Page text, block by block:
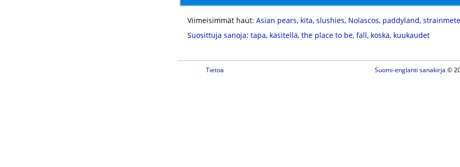
Viimeisimmät haut: Asian pears, kita, slushies, Nolascos, paddyland,
Suosittuja sanoja: tapa, käsitellä, the place to be, fall, koska, kuukaudet
Tietoa Suomi-englanti sanakirja ©